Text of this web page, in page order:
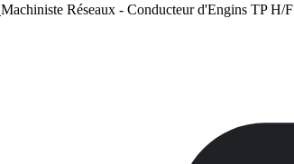
Machiniste Réseaux - Conducteur d'Engins TP H/F